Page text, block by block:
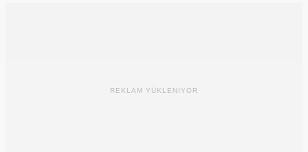
REKLAM YÜKLENİYOR